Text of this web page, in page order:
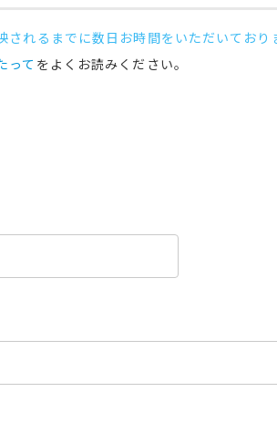
されるまでに数日お時間をいただいており
って をよくお読みください。